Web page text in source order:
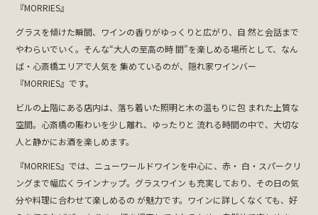
『MORRIES』
グラスを傾けた瞬間、ワインの香りがゆっくりと広がり、自 然と会話まで
やわらいでいく。そんな“大人の至高の時 間”を楽しめる場所として、なん
ば・心斎橋エリアで人気を 集めているのが、隠れ家ワインバー
『MORRIES』です。
ビルの上階にある店内は、落ち着いた照明と木の温もりに包 まれた上質な
空間。心斎橋の賑わいを少し離れ、ゆったりと 流れる時間の中で、大切な
人と静かにお酒を楽しめます。
『MORRIES』では、ニューワールドワインを中心に、赤・ 白・スパークリ
ングまで幅広くラインナップ。グラスワイン も充実しており、その日の気
分や料理に合わせて楽しめるの が魅力です。ワインに詳しくなくても、好